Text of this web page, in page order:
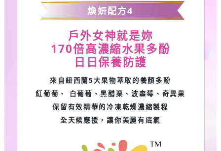
煥妍配方4
戶外女神就是妳
170倍高濃縮水果多酚
日日保養防護
來自紐西蘭5大果物萃取的養顏多酚
紅葡萄、 白葡萄、黑醋栗、波森莓、奇異果
保留有效精華的冷凍乾燥濃縮製程
全天候應援，讓你美麗有底氣